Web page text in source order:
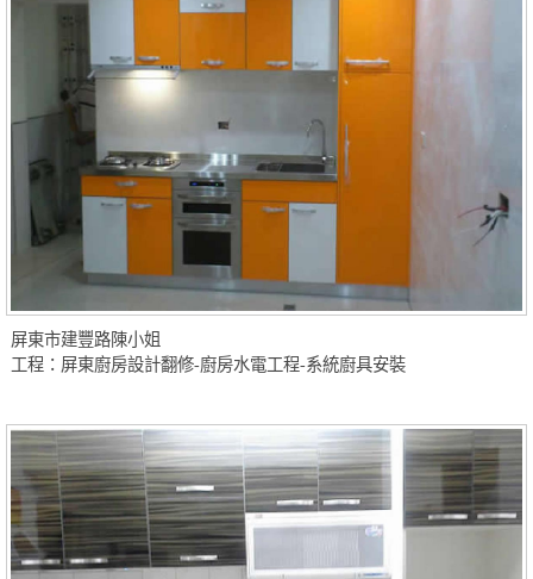
屏東市建豐路陳小姐
工程：屏東廚房設計翻修-廚房水電工程-系統廚具安裝